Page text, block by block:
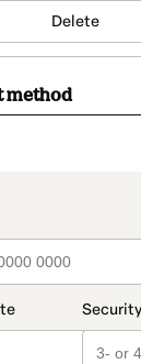
Delete
method